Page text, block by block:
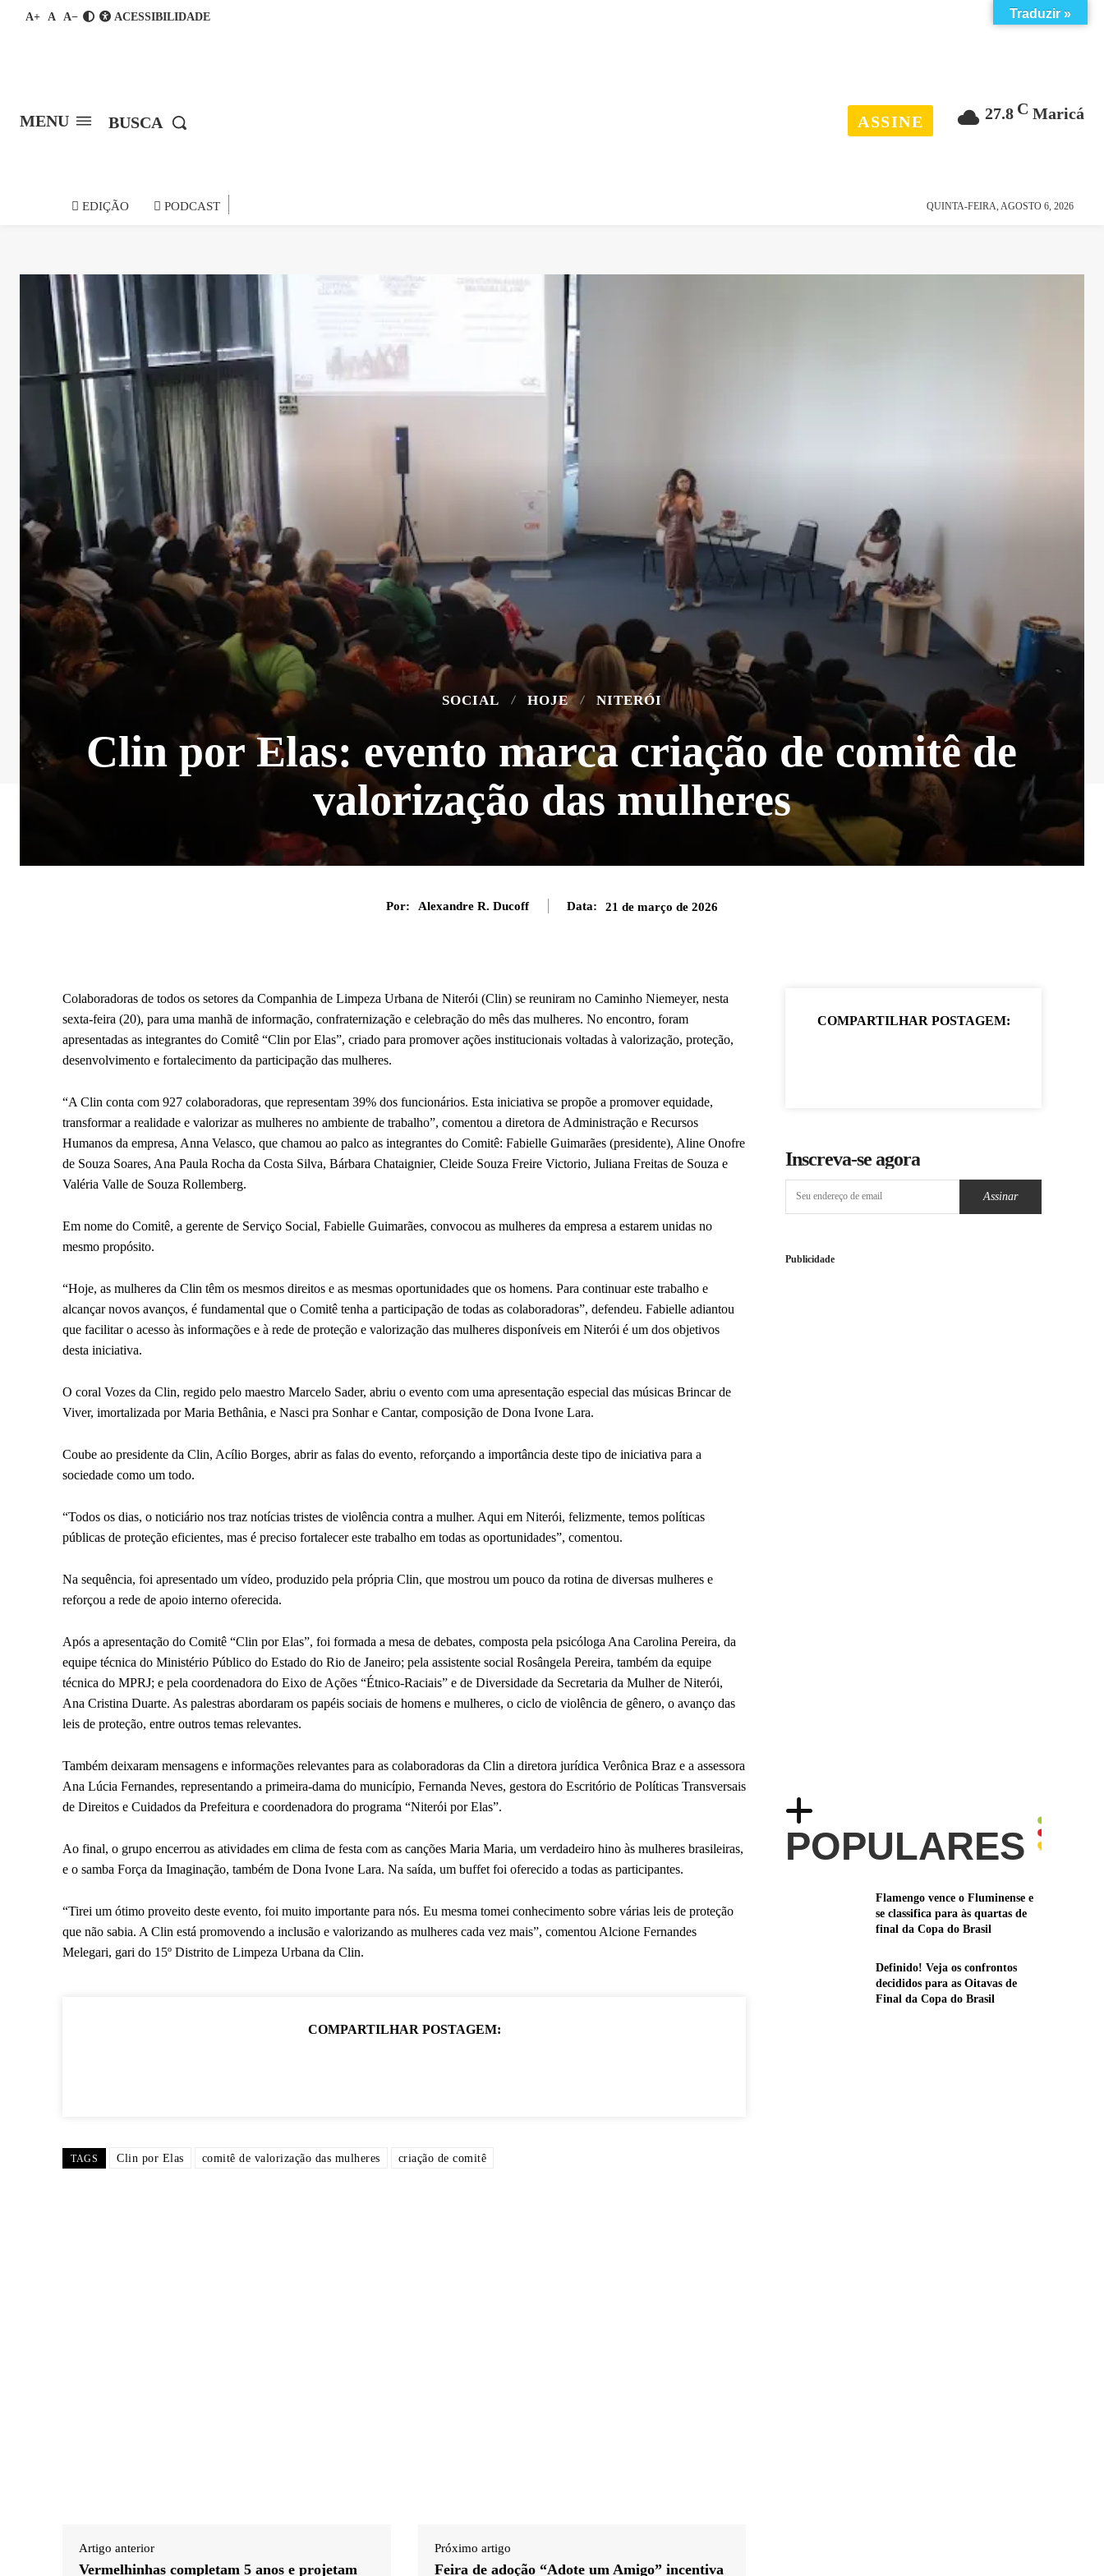
A+ A A− ACESSIBILIDADE
MENU BUSCA
27.8 C Maricá
ASSINE
EDIÇÃO PODCAST QUINTA-FEIRA, AGOSTO 6, 2026
SOCIAL HOJE NITERÓI
Clin por Elas: evento marca criação de comitê de
valorização das mulheres
Por: Alexandre R. Ducoff Data: 21 de março de 2026
Colaboradoras de todos os setores da Companhia de Limpeza Urbana de Niterói (Clin) se reuniram no Caminho Niemeyer, nesta
sexta-feira (20), para uma manhã de informação, confraternização e celebração do mês das mulheres. No encontro, foram
apresentadas as integrantes do Comitê “Clin por Elas”, criado para promover ações institucionais voltadas à valorização, proteção,
desenvolvimento e fortalecimento da participação das mulheres.
“A Clin conta com 927 colaboradoras, que representam 39% dos funcionários. Esta iniciativa se propõe a promover equidade,
transformar a realidade e valorizar as mulheres no ambiente de trabalho”, comentou a diretora de Administração e Recursos
Humanos da empresa, Anna Velasco, que chamou ao palco as integrantes do Comitê: Fabielle Guimarães (presidente), Aline Onofre
de Souza Soares, Ana Paula Rocha da Costa Silva, Bárbara Chataignier, Cleide Souza Freire Victorio, Juliana Freitas de Souza e
Valéria Valle de Souza Rollemberg.
Em nome do Comitê, a gerente de Serviço Social, Fabielle Guimarães, convocou as mulheres da empresa a estarem unidas no
mesmo propósito.
“Hoje, as mulheres da Clin têm os mesmos direitos e as mesmas oportunidades que os homens. Para continuar este trabalho e
alcançar novos avanços, é fundamental que o Comitê tenha a participação de todas as colaboradoras”, defendeu. Fabielle adiantou
que facilitar o acesso às informações e à rede de proteção e valorização das mulheres disponíveis em Niterói é um dos objetivos
desta iniciativa.
O coral Vozes da Clin, regido pelo maestro Marcelo Sader, abriu o evento com uma apresentação especial das músicas Brincar de
Viver, imortalizada por Maria Bethânia, e Nasci pra Sonhar e Cantar, composição de Dona Ivone Lara.
Coube ao presidente da Clin, Acílio Borges, abrir as falas do evento, reforçando a importância deste tipo de iniciativa para a
sociedade como um todo.
“Todos os dias, o noticiário nos traz notícias tristes de violência contra a mulher. Aqui em Niterói, felizmente, temos políticas
públicas de proteção eficientes, mas é preciso fortalecer este trabalho em todas as oportunidades”, comentou.
Na sequência, foi apresentado um vídeo, produzido pela própria Clin, que mostrou um pouco da rotina de diversas mulheres e
reforçou a rede de apoio interno oferecida.
Após a apresentação do Comitê “Clin por Elas”, foi formada a mesa de debates, composta pela psicóloga Ana Carolina Pereira, da
equipe técnica do Ministério Público do Estado do Rio de Janeiro; pela assistente social Rosângela Pereira, também da equipe
técnica do MPRJ; e pela coordenadora do Eixo de Ações “Étnico-Raciais” e de Diversidade da Secretaria da Mulher de Niterói,
Ana Cristina Duarte. As palestras abordaram os papéis sociais de homens e mulheres, o ciclo de violência de gênero, o avanço das
leis de proteção, entre outros temas relevantes.
Também deixaram mensagens e informações relevantes para as colaboradoras da Clin a diretora jurídica Verônica Braz e a assessora
Ana Lúcia Fernandes, representando a primeira-dama do município, Fernanda Neves, gestora do Escritório de Políticas Transversais
de Direitos e Cuidados da Prefeitura e coordenadora do programa “Niterói por Elas”.
Ao final, o grupo encerrou as atividades em clima de festa com as canções Maria Maria, um verdadeiro hino às mulheres brasileiras,
e o samba Força da Imaginação, também de Dona Ivone Lara. Na saída, um buffet foi oferecido a todas as participantes.
“Tirei um ótimo proveito deste evento, foi muito importante para nós. Eu mesma tomei conhecimento sobre várias leis de proteção
que não sabia. A Clin está promovendo a inclusão e valorizando as mulheres cada vez mais”, comentou Alcione Fernandes
Melegari, gari do 15º Distrito de Limpeza Urbana da Clin.
COMPARTILHAR POSTAGEM:
TAGS Clin por Elas comitê de valorização das mulheres criação de comitê
Artigo anterior
Vermelhinhas completam 5 anos e projetam
Próximo artigo
Feira de adoção “Adote um Amigo” incentiva
COMPARTILHAR POSTAGEM:
Inscreva-se agora
Assinar
Publicidade
POPULARES
Flamengo vence o Fluminense e
se classifica para às quartas de
final da Copa do Brasil
Definido! Veja os confrontos
decididos para as Oitavas de
Final da Copa do Brasil
Traduzir »